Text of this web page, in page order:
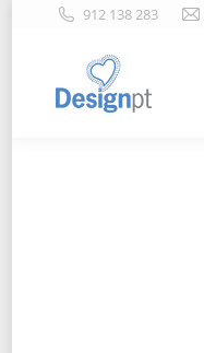
912 138 283